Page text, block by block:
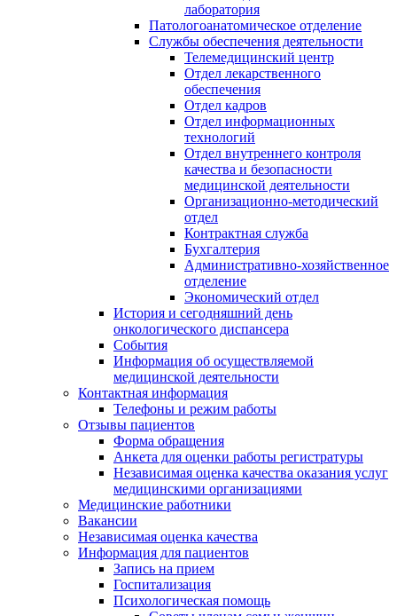
лаборатория
Патологоанатомическое отделение
Службы обеспечения деятельности
Телемедицинский центр
Отдел лекарственного
обеспечения
Отдел кадров
Отдел информационных
технологий
Отдел внутреннего контроля
качества и безопасности
медицинской деятельности
Организационно-методический
отдел
Контрактная служба
Бухгалтерия
Административно-хозяйственное
отделение
Экономический отдел
История и сегодняшний день
онкологического диспансера
События
Информация об осуществляемой
медицинской деятельности
Контактная информация
Телефоны и режим работы
Отзывы пациентов
Форма обращения
Анкета для оценки работы регистратуры
Независимая оценка качества оказания услуг
медицинскими организациями
Медицинские работники
Вакансии
Независимая оценка качества
Информация для пациентов
Запись на прием
Госпитализация
Психологическая помощь